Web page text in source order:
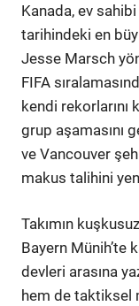
Kanada, ev
tarihindeki en
Jesse Marsch
FIFA
kendi rekorlarını
grup aşamasını
ve Vancouver
makus talihini
Takımın
Bayern Münih’te
devleri arasına
hem de taktiksel